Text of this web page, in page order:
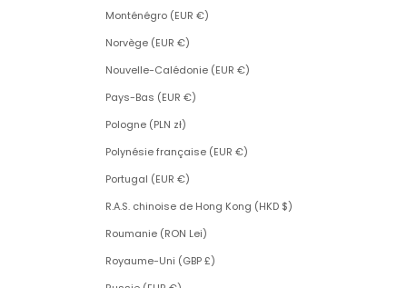
Monténégro (EUR €)
Norvège (EUR €)
Nouvelle-Calédonie (EUR €)
Pays-Bas (EUR €)
Pologne (PLN zł)
Polynésie française (EUR €)
Portugal (EUR €)
R.A.S. chinoise de Hong Kong (HKD $)
Roumanie (RON Lei)
Royaume-Uni (GBP £)